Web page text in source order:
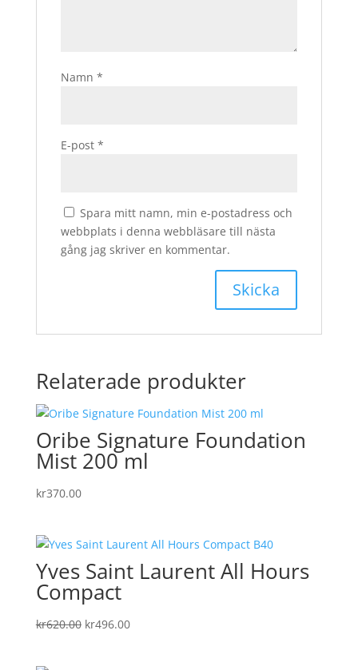
Namn *
E-post *
Spara mitt namn, min e-postadress och
webbplats i denna webbläsare till nästa
gång jag skriver en kommentar.
Relaterade produkter
Oribe Signature Foundation
Mist 200 ml
kr370.00
Yves Saint Laurent All Hours
Compact
kr620.00 Det
kr496.00Det